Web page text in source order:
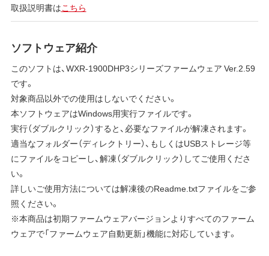
取扱説明書はこちら
ソフトウェア紹介
このソフトは、WXR-1900DHP3シリーズファームウェア Ver.2.59
です。
対象商品以外での使用はしないでください。
本ソフトウェアはWindows用実行ファイルです。
実行（ダブルクリック）すると、必要なファイルが解凍されます。
適当なフォルダー（ディレクトリー）、もしくはUSBストレージ等
にファイルをコピーし、解凍（ダブルクリック）してご使用くださ
い。
詳しいご使用方法については解凍後のReadme.txtファイルをご参
照ください。
※本商品は初期ファームウェアバージョンよりすべてのファーム
ウェアで「ファームウェア自動更新」機能に対応しています。